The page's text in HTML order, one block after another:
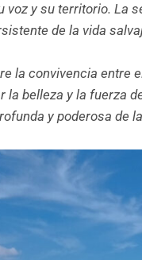
y su territorio. La
de la vida
la convivencia entre
belleza y la fuerza
y poderosa de